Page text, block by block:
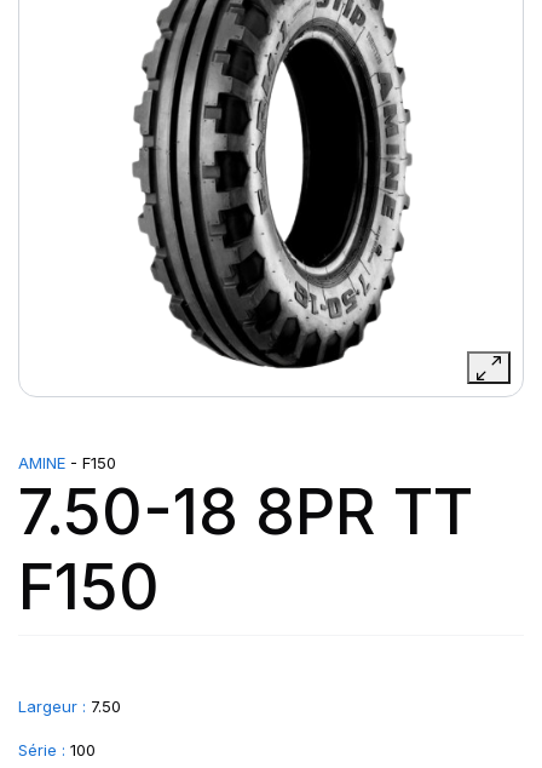
AMINE - F150
7.50-18 8PR TT
F150
Largeur : 7.50
Série : 100